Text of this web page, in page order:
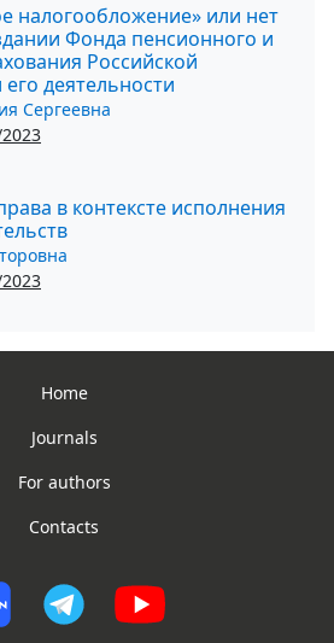
налогообложение» или нет
Фонда пенсионного и
Российской
деятельности
Сергеевна
в контексте исполнения
Home
Journals
For authors
Contacts